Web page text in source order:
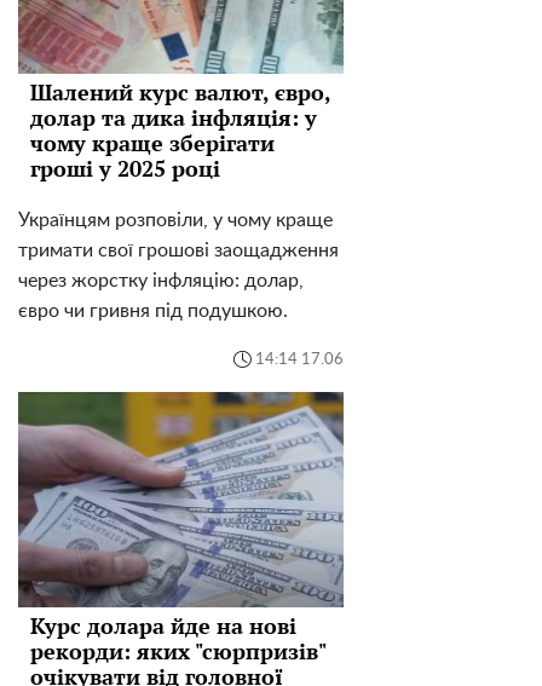
Шалений курс валют, євро,
долар та дика інфляція: у
чому краще зберігати
гроші у 2025 році
Українцям розповіли, у чому краще
тримати свої грошові заощадження
через жорстку інфляцію: долар,
євро чи гривня під подушкою.
14:14 17.06
Курс долара йде на нові
рекорди: яких "сюрпризів"
очікувати від головної